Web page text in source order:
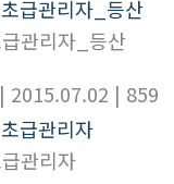
관리자_등산
| 2015.07.02 | 859
관리자